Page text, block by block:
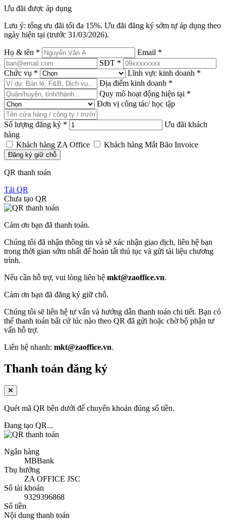
Ưu đãi được áp dụng
Lưu ý: tổng ưu đãi tối đa 15%. Ưu đãi đăng ký sớm tự áp dụng theo
ngày hiện tại (trước 31/03/2026).
Họ & tên * Email *
SĐT *
Chức vụ * Lĩnh vực kinh doanh *
Địa điểm kinh doanh *
Quy mô hoạt động hiện tại *
Đơn vị công tác/ học tập
Số lượng đăng ký *
Ưu đãi khách
hàng
Khách hàng ZA Office
Khách hàng Mắt Bão Invoice
Đăng ký giữ chỗ
QR thanh toán
Tải QR
Chưa tạo QR
Cảm ơn bạn đã thanh toán.
Chúng tôi đã nhận thông tin và sẽ xác nhận giao dịch, liên hệ bạn
trong thời gian sớm nhất để hoàn tất thủ tục và gửi tài liệu chương
trình.
Nếu cần hỗ trợ, vui lòng liên hệ mkt@zaoffice.vn.
Cảm ơn bạn đã đăng ký giữ chỗ.
Chúng tôi sẽ liên hệ tư vấn và hướng dẫn thanh toán chi tiết. Bạn có
thể thanh toán bất cứ lúc nào theo QR đã gửi hoặc chờ bộ phận tư
vấn hỗ trợ.
Liên hệ nhanh: mkt@zaoffice.vn.
Thanh toán đăng ký
Quét mã QR bên dưới để chuyển khoản đúng số tiền.
Đang tạo QR...
Ngân hàng
MBBank
Thụ hưởng
ZA OFFICE JSC
Số tài khoản
9329396868
Số tiền
Nội dung thanh toán